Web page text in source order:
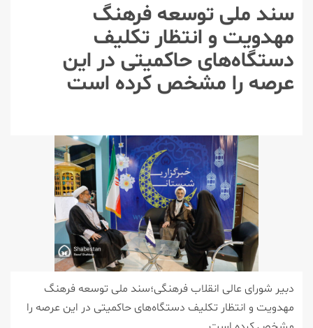
سند ملی توسعه فرهنگ
مهدویت و انتظار تکلیف
دستگاه‌های حاکمیتی در این
عرصه را مشخص کرده است
دبیر شورای عالی انقلاب فرهنگی؛سند ملی توسعه فرهنگ
مهدویت و انتظار تکلیف دستگاه‌های حاکمیتی در این عرصه را